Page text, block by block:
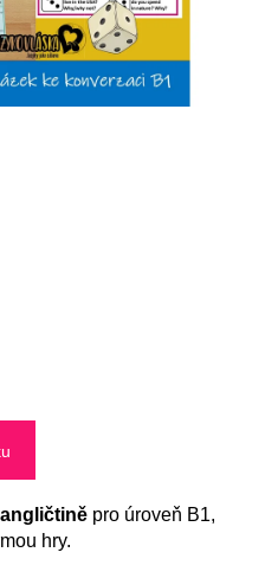
pro úroveň B1,
hry.